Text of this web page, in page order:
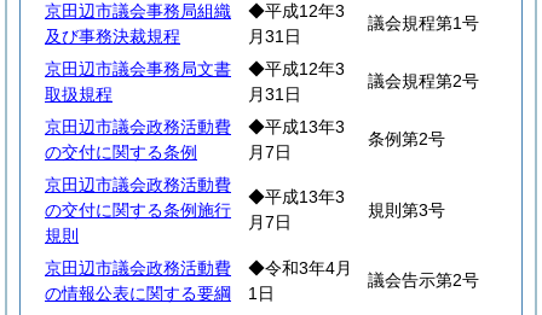
京田辺市議会事務局組織
及び事務決裁規程
◆平成12年3
月31日
議会規程第1号
京田辺市議会事務局文書
取扱規程
◆平成12年3
月31日
議会規程第2号
京田辺市議会政務活動費
の交付に関する条例
◆平成13年3
月7日
条例第2号
京田辺市議会政務活動費
の交付に関する条例施行
規則
◆平成13年3
月7日
規則第3号
京田辺市議会政務活動費
の情報公表に関する要綱
◆令和3年4月
1日
議会告示第2号